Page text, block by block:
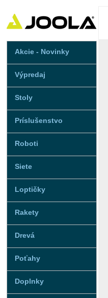
Akcie - Novinky
Výpredaj
Stoly
Príslušenstvo
Roboti
Siete
Loptičky
Rakety
Drevá
Poťahy
Doplnky